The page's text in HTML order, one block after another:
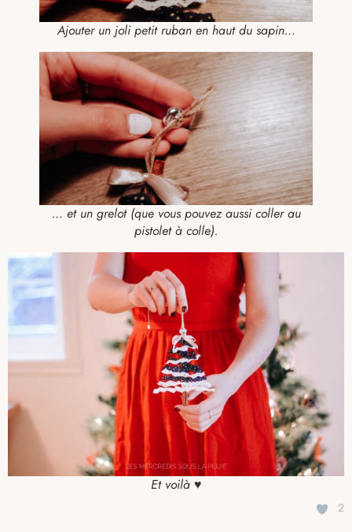
Ajouter un joli petit ruban en haut du sapin…
… et un grelot (que vous pouvez aussi coller au
pistolet à colle).
Et voilà ♥
2